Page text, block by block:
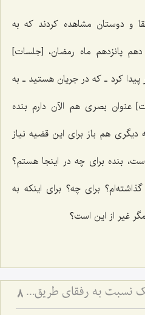
و دوستان مشاهده كردند كه به
پانزدهم ماه رمضان، [جلسات]
كرد ـ كه در جریان هستید ـ به
بصری هم الآن دارم بنده
هم باز برای این قضیه نیاز
بنده برای چه در اینجا هستم؟
برای چه؟ برای اینكه به
غیر از این است؟
ضرورت تواضع قلبی سالک نسبت به رفقای طریق - ملاک رشد معنوی در نگاه به دیگران 8